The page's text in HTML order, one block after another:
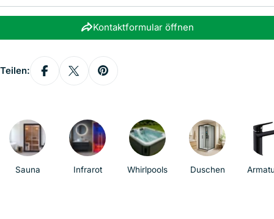
Kontaktformular öffnen
Teilen:
Sauna Infrarot Whirlpools Duschen